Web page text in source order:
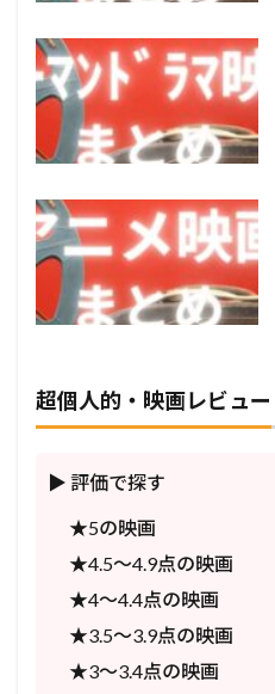
超個人的・映画レビュー
▶ 評価で探す
★5の映画
★4.5〜4.9点の映画
★4〜4.4点の映画
★3.5〜3.9点の映画
★3〜3.4点の映画